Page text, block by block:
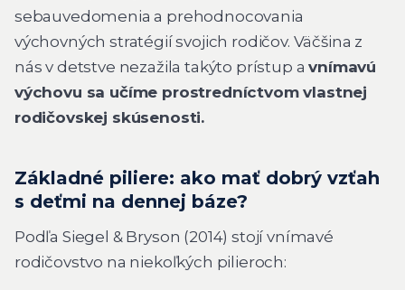
sebauvedomenia a prehodnocovania
výchovných stratégií svojich rodičov. Väčšina z
nás v detstve nezažila takýto prístup avnímavú
výchovu sa učíme prostredníctvom vlastnej
rodičovskej skúsenosti.
Základné piliere: ako mať dobrý vzťah
s deťmi na dennej báze?
Podľa Siegel & Bryson (2014) stojí vnímavé
rodičovstvo na niekoľkých pilieroch: